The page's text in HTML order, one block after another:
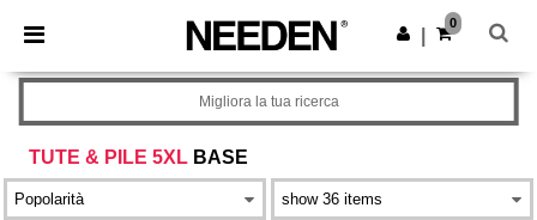
× App Needen
Prezzi migliori sull'app!
Scarica app
0
TUTE & PILE 5XL BASE
Migliora la tua ricerca